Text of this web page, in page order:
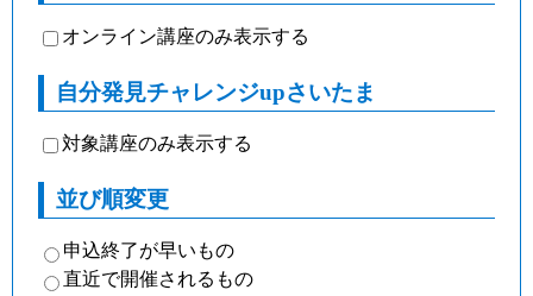
オンライン講座のみ表示する
自分発見チャレンジupさいたま
対象講座のみ表示する
並び順変更
申込終了が早いもの
直近で開催されるもの